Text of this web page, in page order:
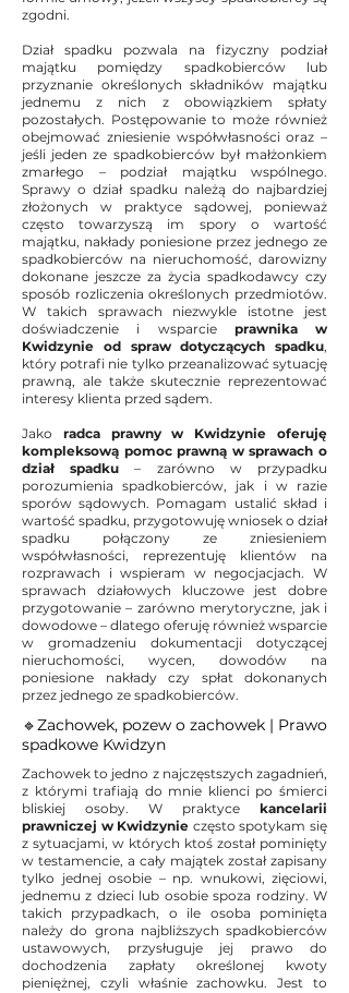
zgodni.
Dział spadku pozwala na fizyczny podział
majątku pomiędzy spadkobierców lub
przyznanie określonych składników majątku
jednemu z nich z obowiązkiem spłaty
pozostałych. Postępowanie to może również
obejmować zniesienie współwłasności oraz –
jeśli jeden ze spadkobierców był małżonkiem
zmarłego – podział majątku wspólnego.
Sprawy o dział spadku należą do najbardziej
złożonych w praktyce sądowej, ponieważ
często towarzyszą im spory o wartość
majątku, nakłady poniesione przez jednego ze
spadkobierców na nieruchomość, darowizny
dokonane jeszcze za życia spadkodawcy czy
sposób rozliczenia określonych przedmiotów.
W takich sprawach niezwykle istotne jest
doświadczenie i wsparcie prawnika w
Kwidzynie od spraw dotyczących spadku,
który potrafi nie tylko przeanalizować sytuację
prawną, ale także skutecznie reprezentować
interesy klienta przed sądem.
Jako radca prawny w Kwidzynie oferuję
kompleksową pomoc prawną w sprawach o
dział spadku – zarówno w przypadku
porozumienia spadkobierców, jak i w razie
sporów sądowych. Pomagam ustalić skład i
wartość spadku, przygotowuję wniosek o dział
spadku połączony ze zniesieniem
współwłasności, reprezentuję klientów na
rozprawach i wspieram w negocjacjach. W
sprawach działowych kluczowe jest dobre
przygotowanie – zarówno merytoryczne, jak i
dowodowe – dlatego oferuję również wsparcie
w gromadzeniu dokumentacji dotyczącej
nieruchomości, wycen, dowodów na
poniesione nakłady czy spłat dokonanych
przez jednego ze spadkobierców.
🔹Zachowek, pozew o zachowek | Prawo
spadkowe Kwidzyn
Zachowek to jedno z najczęstszych zagadnień,
z którymi trafiają do mnie klienci po śmierci
bliskiej osoby. W praktyce kancelarii
prawniczej w Kwidzynie często spotykam się
z sytuacjami, w których ktoś został pominięty
w testamencie, a cały majątek został zapisany
tylko jednej osobie – np. wnukowi, zięciowi,
jednemu z dzieci lub osobie spoza rodziny. W
takich przypadkach, o ile osoba pominięta
należy do grona najbliższych spadkobierców
ustawowych, przysługuje jej prawo do
dochodzenia zapłaty określonej kwoty
pieniężnej, czyli właśnie zachowku. Jest to